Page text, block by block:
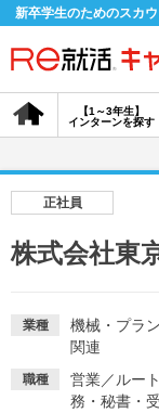
新卒学生のためのスカ
【1～3年生】
インターンを探す
会員
採用情報を探す
イベントを探す
正社員
株式会社東
業種 機械・プラ
関連
職種 営業／ ルー
務・秘書・